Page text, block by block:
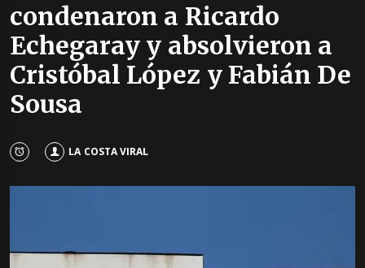
condenaron a Ricardo
Echegaray y absolvieron a
Cristóbal López y Fabián De
Sousa
LA COSTA VIRAL